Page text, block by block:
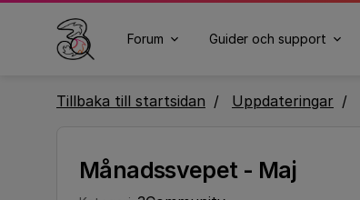
Forum Guider och support
Tillbaka till startsidan Uppdateringar
Månadssvepet - Maj